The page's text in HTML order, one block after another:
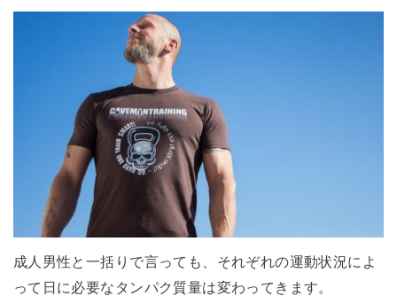
成人男性と一括りで言っても、それぞれの運動状況によ
って日に必要なタンパク質量は変わってきます。